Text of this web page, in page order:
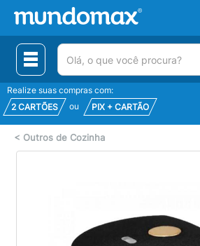
(pesquisar)
Realize suas compras com:
2 CARTÕES
ou PIX + CARTÃO
< Outros de Cozinha